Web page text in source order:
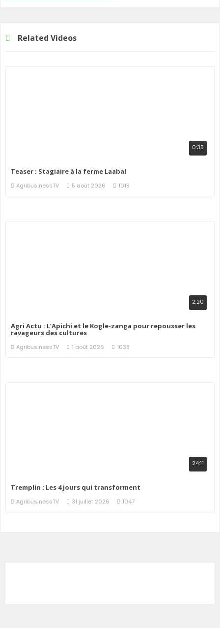
Related Videos
0:35
Teaser : Stagiaire à la ferme Laabal
AgribusinessTV 5 août 2026 1018
2:20
Agri Actu : L’Apichi et le Kogle-zanga pour repousser les
ravageurs des cultures
AgribusinessTV 1 août 2026 1038
24:11
Tremplin : Les 4 jours qui transforment
AgribusinessTV 31 juillet 2026 1047